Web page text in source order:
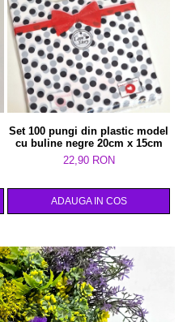
Set 100 pungi din plastic model
cu buline negre 20cm x 15cm
22,90 RON
ADAUGA IN COS